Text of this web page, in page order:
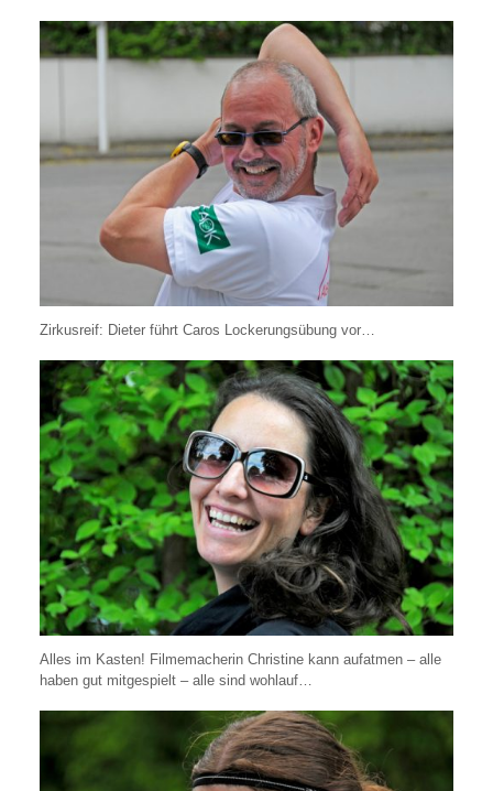
Zirkusreif: Dieter führt Caros Lockerungsübung vor…
Alles im Kasten! Filmemacherin Christine kann aufatmen – alle
haben gut mitgespielt – alle sind wohlauf…